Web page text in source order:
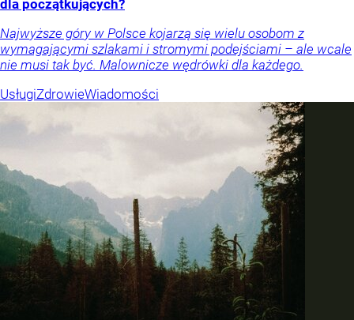
dla początkujących?
Najwyższe góry w Polsce kojarzą się wielu osobom z
wymagającymi szlakami i stromymi podejściami – ale wcale
nie musi tak być. Malownicze wędrówki dla każdego.
UsługiZdrowieWiadomości